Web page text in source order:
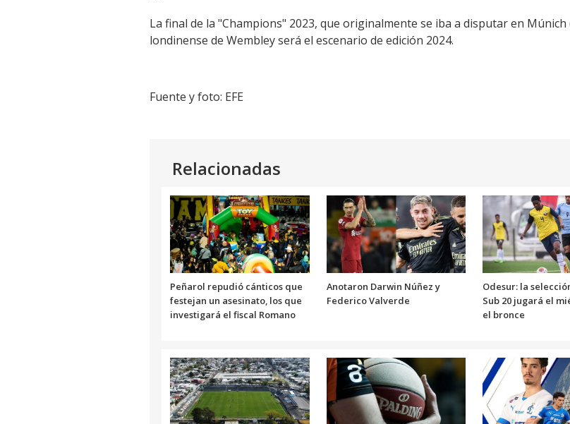
La final de la "Champions" 2023, que originalmente se iba a disputar en
londinense de Wembley será el escenario de edición 2024.
Fuente y foto: EFE
Relacionadas
Peñarol repudió cánticos que
festejan un asesinato, los que
investigará el fiscal Romano
Anotaron Darwin Núñez y
Federico Valverde
Odesur: la
Sub 20 jugará el
el bronce